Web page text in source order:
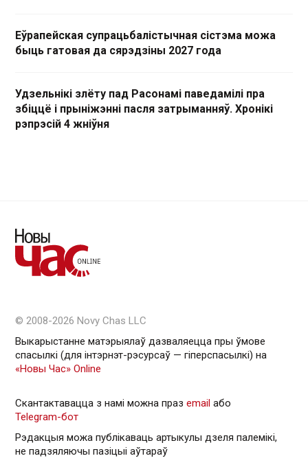
Еўрапейская супрацьбалістычная сістэма можа
быць гатовая да сярэдзіны 2027 года
Удзельнікі злёту пад Расонамі паведамілі пра
збіццё і прыніжэнні пасля затрыманняў. Хронікі
рэпрэсій 4 жніўня
© 2008-2026 Novy Chas LLC
Выкарыстанне матэрыялаў дазваляецца пры ўмове
спасылкі (для інтэрнэт-рэсурсаў — гiперспасылкi) на
«Новы Час» Online
Скантактавацца з намі можна праз email або
Telegram-бот
Рэдакцыя можа публікаваць артыкулы дзеля палемікі,
не падзяляючы пазіцыі аўтараў